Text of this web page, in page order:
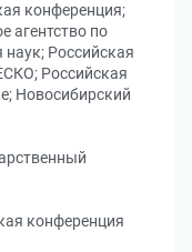
конференция;
агентство по
Российская
Российская
Новосибирский
конференция